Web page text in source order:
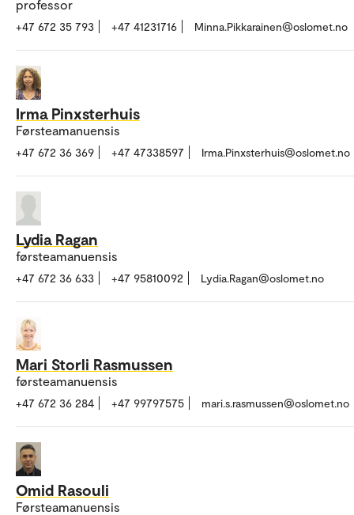
professor
+47 672 35 793 +47 41231716 Minna.Pikkarainen@oslomet.no
Irma Pinxsterhuis
Førsteamanuensis
+47 672 36 369 +47 47338597 Irma.Pinxsterhuis@oslomet.no
Lydia Ragan
førsteamanuensis
+47 672 36 633 +47 95810092 Lydia.Ragan@oslomet.no
Mari Storli Rasmussen
førsteamanuensis
+47 672 36 284 +47 99797575 mari.s.rasmussen@oslomet.no
Omid Rasouli
Førsteamanuensis